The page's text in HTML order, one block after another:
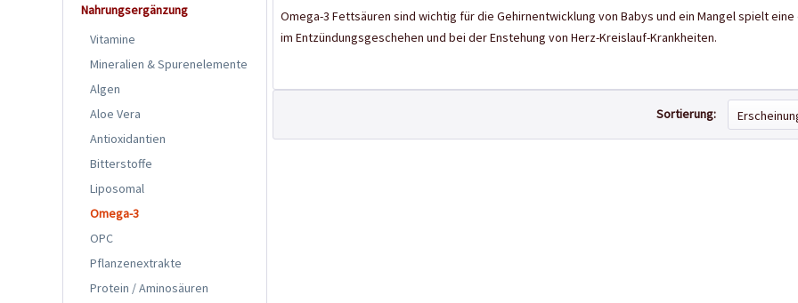
Nahrungsergänzung
Vitamine
Mineralien & Spurenelemente
Algen
Aloe Vera
Antioxidantien
Bitterstoffe
Liposomal
Omega-3
OPC
Pflanzenextrakte
Protein / Aminosäuren
Omega-3 Fettsäuren sind wichtig für die Gehirnentwicklung von Babys und ein Mangel spielt
im Entzündungsgeschehen und bei der Enstehung von Herz-Kreislauf-Krankheiten.
Sortierung: